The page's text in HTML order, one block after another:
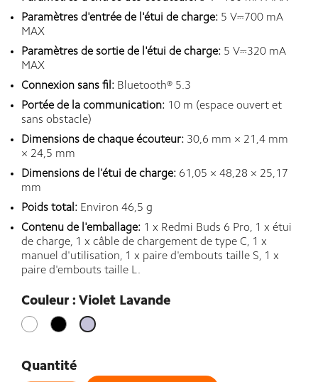
Paramètres d'entrée de l'étui de charge: 5 V⎓700 mA
MAX
Paramètres de sortie de l'étui de charge: 5 V⎓320 mA
MAX
Connexion sans fil: Bluetooth® 5.3
Portée de la communication: 10 m (espace ouvert et
sans obstacle)
Dimensions de chaque écouteur: 30,6 mm × 21,4 mm
× 24,5 mm
Dimensions de l'étui de charge: 61,05 × 48,28 × 25,17
mm
Poids total: Environ 46,5 g
Contenu de l'emballage: 1 x Redmi Buds 6 Pro, 1 x étui
de charge, 1 x câble de chargement de type C, 1 x
manuel d'utilisation, 1 x paire d'embouts taille S, 1 x
paire d'embouts taille L.
Couleur : Violet Lavande
Blanc Noir
Violet
Quantité